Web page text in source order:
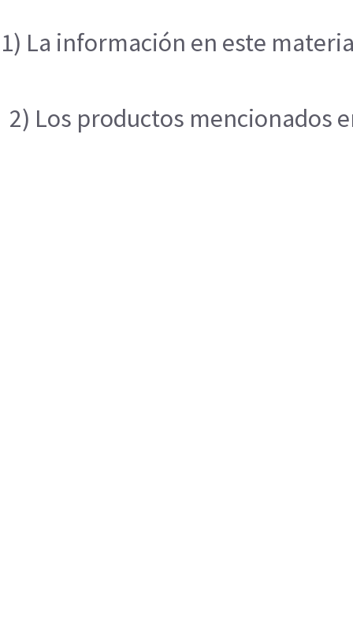
1) La información en este
2) Los productos mencionados